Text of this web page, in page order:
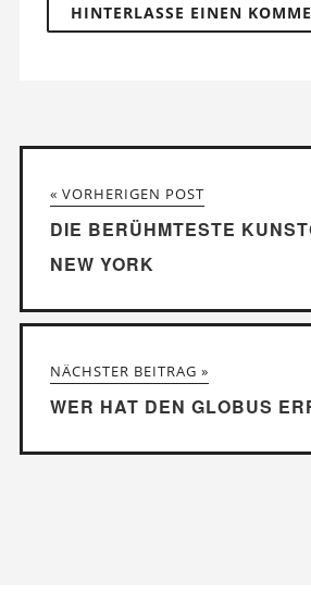
« VORHERIGEN POST
DIE BERÜHMTESTE
NEW YORK
NÄCHSTER BEITRAG »
WER HAT DEN GLOBUS